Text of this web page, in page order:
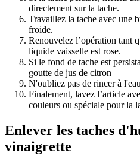
directement sur la tache.
Travaillez la tache avec une
froide.
Renouvelez l’opération tant
liquide vaisselle est rose.
Si le fond de tache est
goutte de jus de citron
N'oubliez pas de rincer à
Finalement, lavez l’article
couleurs ou spéciale pour la
Enlever les taches
vinaigrette